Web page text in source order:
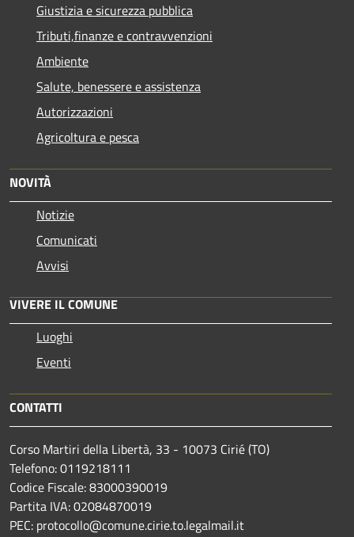
Giustizia e sicurezza pubblica
Tributi,finanze e contravvenzioni
Ambiente
Salute, benessere e assistenza
Autorizzazioni
Agricoltura e pesca
NOVITÀ
Notizie
Comunicati
Avvisi
VIVERE IL COMUNE
Luoghi
Eventi
CONTATTI
Corso Martiri della Libertà, 33 - 10073 Cirié (TO)
Telefono: 0119218111
Codice Fiscale: 83000390019
Partita IVA: 02084870019
PEC: protocollo@comune.cirie.to.legalmail.it